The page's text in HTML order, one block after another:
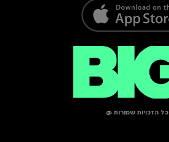
כל הזכויות שמורות @